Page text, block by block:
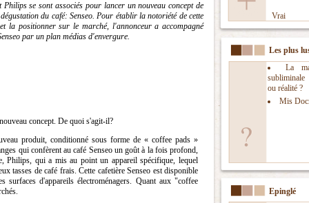
Vrai
Les plus
La
ou réalité ?
Mis
Epinglé
Philips se sont associés pour lancer un nouveau concept de
du café: Senseo. Pour établir la notoriété de cette
la positionner sur le marché, l'annonceur a accompagné
par un plan médias d'envergure.
concept. De quoi s'agit-il?
produit, conditionné sous forme de « coffee pads »
qui confèrent au café Senseo un goût à la fois profond,
Philips, qui a mis au point un appareil spécifique, lequel
tasses de café frais. Cette cafetière Senseo est disponible
surfaces d'appareils électroménagers. Quant aux "coffee